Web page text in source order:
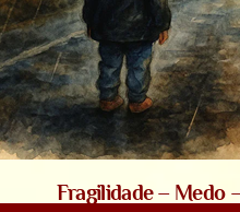
Fragilidade – Medo